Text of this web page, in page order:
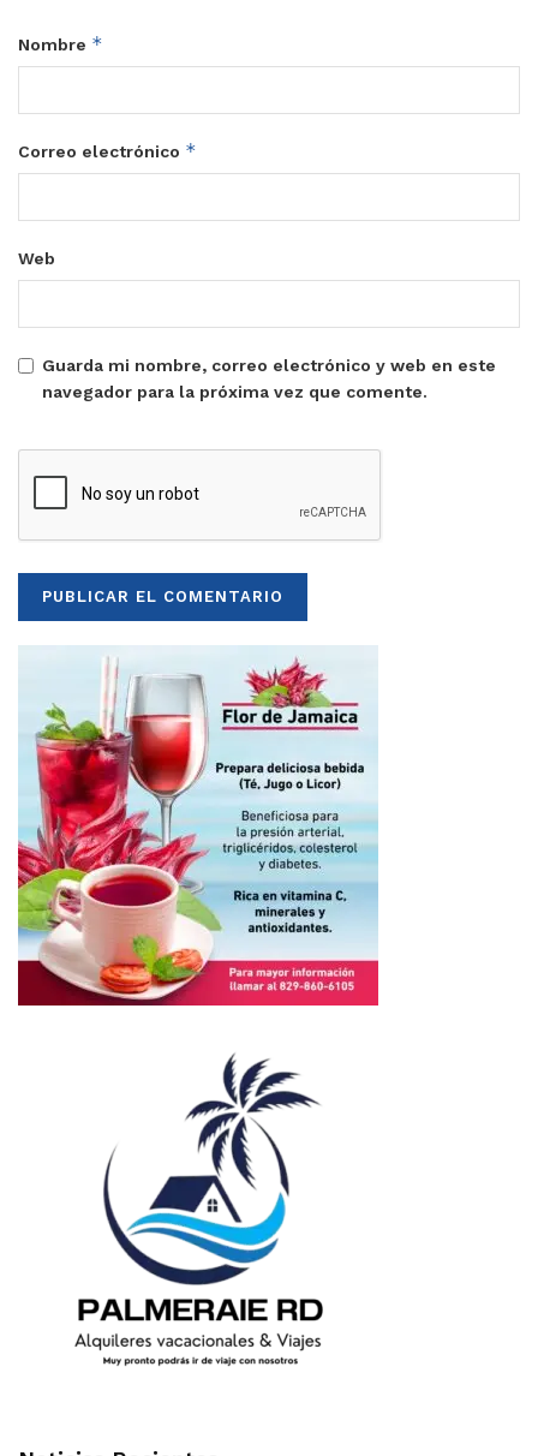
Nombre *
Correo electrónico *
Web
Guarda mi nombre, correo electrónico y web en este
navegador para la próxima vez que comente.